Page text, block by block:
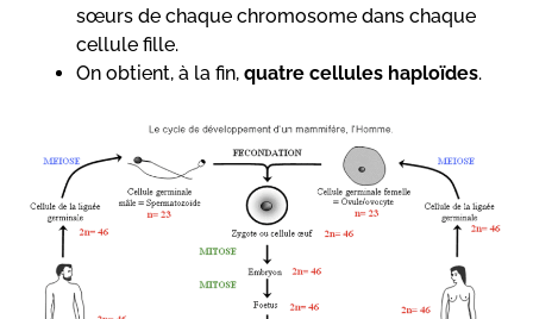
sœurs de chaque chromosome dans chaque
cellule fille.
On obtient, à la fin, quatre cellules haploïdes.